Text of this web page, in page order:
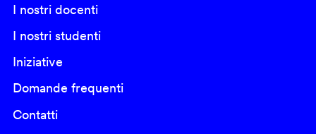
I nostri docenti
I nostri studenti
Iniziative
Domande frequenti
Contatti